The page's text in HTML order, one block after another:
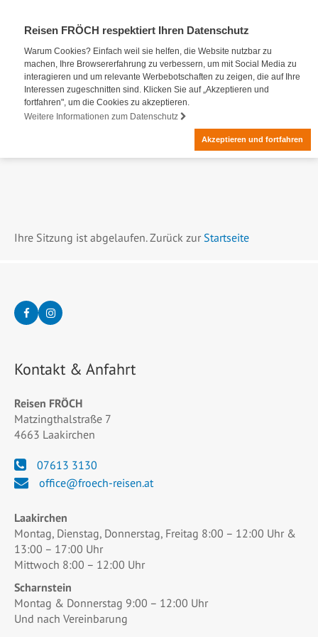
Reisen FRÖCH respektiert Ihren Datenschutz
Warum Cookies? Einfach weil sie helfen, die Website nutzbar zu
machen, Ihre Browsererfahrung zu verbessern, um mit Social Media zu
interagieren und um relevante Werbebotschaften zu zeigen, die auf Ihre
Interessen zugeschnitten sind. Klicken Sie auf „Akzeptieren und
fortfahren", um die Cookies zu akzeptieren.
Weitere Informationen zum Datenschutz
Akzeptieren und fortfahren
Ihre Sitzung ist abgelaufen. Zurück zurStartseite
Kontakt & Anfahrt
Reisen FRÖCH
Matzingthalstraße 7
4663 Laakirchen
07613 3130
office@froech-reisen.at
Laakirchen
Montag, Dienstag, Donnerstag, Freitag 8:00 – 12:00 Uhr &
13:00 – 17:00 Uhr
Mittwoch 8:00 – 12:00 Uhr
Scharnstein
Montag & Donnerstag 9:00 – 12:00 Uhr
Und nach Vereinbarung